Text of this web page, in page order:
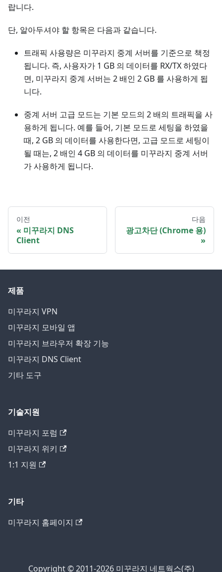
랍니다.
단, 알아두셔야 할 항목은 다음과 같습니다.
트래픽 사용량은 미꾸라지 중계 서버를 기준으로 책정
됩니다. 즉, 사용자가 1 GB 의 데이터를 RX/TX 하였다
면, 미꾸라지 중계 서버는 2 배인 2 GB 를 사용하게 됩
니다.
중계 서버 고급 모드는 기본 모드의 2 배의 트래픽을 사
용하게 됩니다. 예를 들어, 기본 모드로 세팅을 하였을
때, 2 GB 의 데이터를 사용한다면, 고급 모드로 세팅이
될 때는, 2 배인 4 GB 의 데이터를 미꾸라지 중계 서버
가 사용하게 됩니다.
이전
미꾸라지 DNS
Client
다음
광고차단 (Chrome 용)
제품
미꾸라지 VPN
미꾸라지 모바일 앱
미꾸라지 브라우저 확장 기능
미꾸라지 DNS Client
기타 도구
기술지원
미꾸라지 포럼
미꾸라지 위키
1:1 지원
기타
미꾸라지 홈페이지
Copyright © 2011-2026 미꾸라지 네트웍스(주)